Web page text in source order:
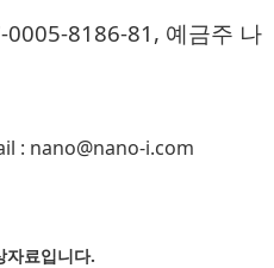
8186-81, 예금주 나
: nano@nano-i.com
자료입니다.